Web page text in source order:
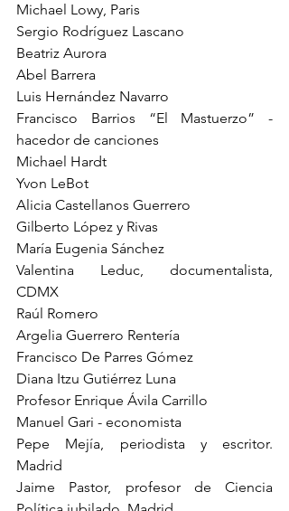
Michael Lowy, Paris
Sergio Rodríguez Lascano
Beatriz Aurora
Abel Barrera
Luis Hernández Navarro
Francisco Barrios “El Mastuerzo” -
hacedor de canciones
Michael Hardt
Yvon LeBot
Alicia Castellanos Guerrero
Gilberto López y Rivas
María Eugenia Sánchez
Valentina Leduc, documentalista,
CDMX
Raúl Romero
Argelia Guerrero Rentería
Francisco De Parres Gómez
Diana Itzu Gutiérrez Luna
Profesor Enrique Ávila Carrillo
Manuel Gari - economista
Pepe Mejía, periodista y escritor.
Madrid
Jaime Pastor, profesor de Ciencia